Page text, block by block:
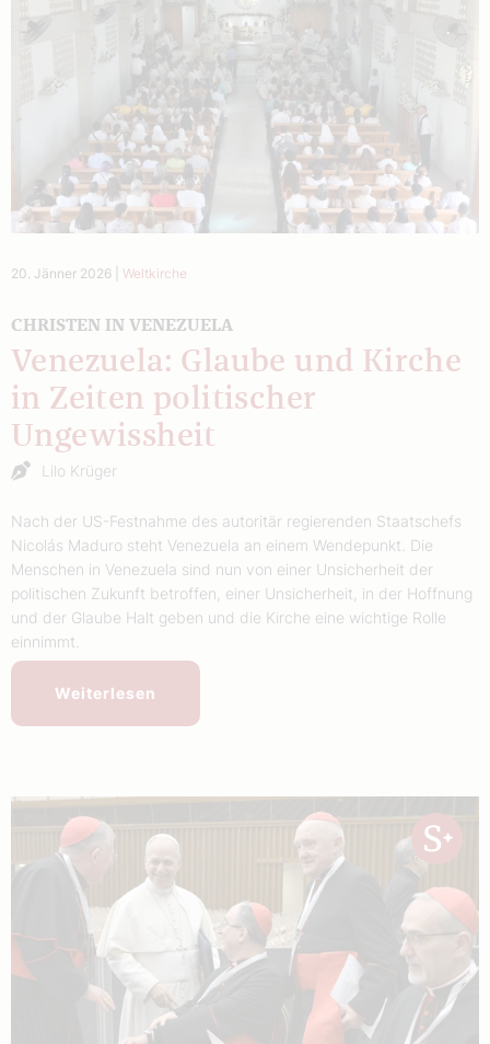
20. Jänner 2026 Weltkirche
CHRISTEN IN VENEZUELA
Venezuela: Glaube und Kirche
in Zeiten politischer
Ungewissheit
Lilo Krüger
Nach der US-Festnahme des autoritär regierenden Staatschefs
Nicolás Maduro steht Venezuela an einem Wendepunkt. Die
Menschen in Venezuela sind nun von einer Unsicherheit der
politischen Zukunft betroffen, einer Unsicherheit, in der Hoffnung
und der Glaube Halt geben und die Kirche eine wichtige Rolle
einnimmt.
Weiterlesen